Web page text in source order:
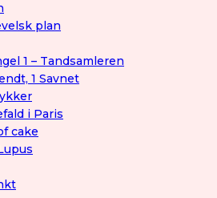
plan
1 – Tandsamleren
1 Savnet
i Paris
cake